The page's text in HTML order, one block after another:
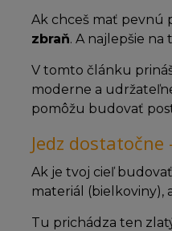
Ak chceš mať pevnú
zbraň. A najlepšie na
V tomto článku
moderne a
pomôžu budovať
Jedz
Ak je tvoj cieľ budovať
materiál (bielkoviny),
Tu prichádza ten